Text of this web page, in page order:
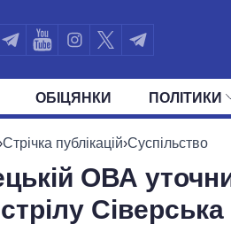
ОБIЦЯНКИ ПОЛIТИКИ
УСІ ПОЛІТИКИ ПРЕЗИДЕНТ І ОФІС
Стрічка публікацій›Суспільство
ОВА
Сіверська